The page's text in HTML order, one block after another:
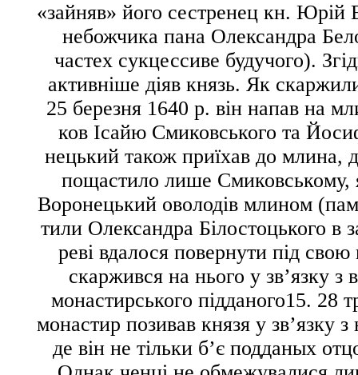
«зайняв» його сестренец кн. Юрій
небожчика пана Олександра
частех сукцессиве будучого).
активніше діяв князь. Як
25 березня 1640 р. він напав на
ков Ісайю Смиковського та
нецький також приїхав до млина,
пощастило лише Смиковському,
Воронецький оволодів млином
тили Олександра Білостоцького в
реві вдалося повернути під свою
скаржився на нього у зв’язку з
монастирського підданого15. 28
монастир позивав князя у зв’язку
де він не тільки б’є подданых